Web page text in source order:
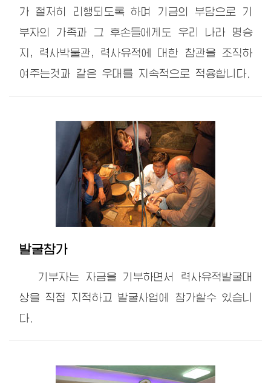
가 철저히 리행되도록 하며 기금의 부담으로 기
부자의 가족과 그 후손들에게도 우리 나라 명승
지, 력사박물관, 력사유적에 대한 참관을 조직하
여주는것과 같은 우대를 지속적으로 적용합니다.
발굴참가
기부자는 자금을 기부하면서 력사유적발굴대
상을 직접 지적하고 발굴사업에 참가할수 있습니
다.